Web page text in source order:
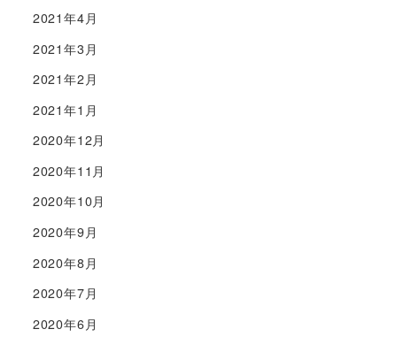
2021年4月
2021年3月
2021年2月
2021年1月
2020年12月
2020年11月
2020年10月
2020年9月
2020年8月
2020年7月
2020年6月